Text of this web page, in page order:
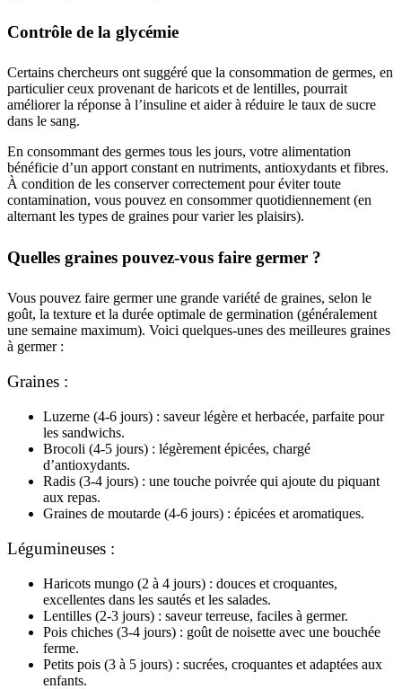
Contrôle de la glycémie
Certains chercheurs ont suggéré que la consommation de germes, en
particulier ceux provenant de haricots et de lentilles, pourrait
améliorer la réponse à l’insuline et aider à réduire le taux de sucre
dans le sang.
En consommant des germes tous les jours, votre alimentation
bénéficie d’un apport constant en nutriments, antioxydants et fibres.
À condition de les conserver correctement pour éviter toute
contamination, vous pouvez en consommer quotidiennement (en
alternant les types de graines pour varier les plaisirs).
Quelles graines pouvez-vous faire germer ?
Vous pouvez faire germer une grande variété de graines, selon le
goût, la texture et la durée optimale de germination (généralement
une semaine maximum). Voici quelques-unes des meilleures graines
à germer :
Graines :
Luzerne (4-6 jours) : saveur légère et herbacée, parfaite pour
les sandwichs.
Brocoli (4-5 jours) : légèrement épicées, chargé
d’antioxydants.
Radis (3-4 jours) : une touche poivrée qui ajoute du piquant
aux repas.
Graines de moutarde (4-6 jours) : épicées et aromatiques.
Légumineuses :
Haricots mungo (2 à 4 jours) : douces et croquantes,
excellentes dans les sautés et les salades.
Lentilles (2-3 jours) : saveur terreuse, faciles à germer.
Pois chiches (3-4 jours) : goût de noisette avec une bouchée
ferme.
Petits pois (3 à 5 jours) : sucrées, croquantes et adaptées aux
enfants.